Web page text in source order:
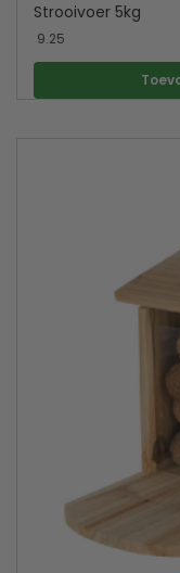
Strooivoer 5kg
9.25